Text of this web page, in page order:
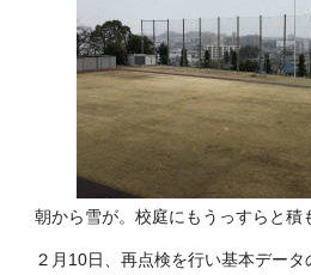
朝から雪が。校庭にもうっすらと積
２月10日、再点検を行い基本デー